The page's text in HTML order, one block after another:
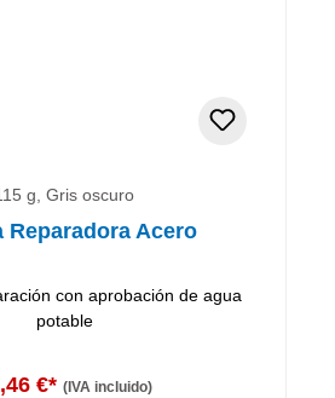
g, Gris oscuro
Reparadora Acero
con aprobación de agua
potable
€* (IVA incluido)